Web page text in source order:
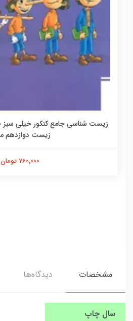
زیست شناسی جامع کنکور خیلی سبز
زیست دوازدهم
760,000 تومان
مشخصات دیدگاه‌ها
سال چاپ